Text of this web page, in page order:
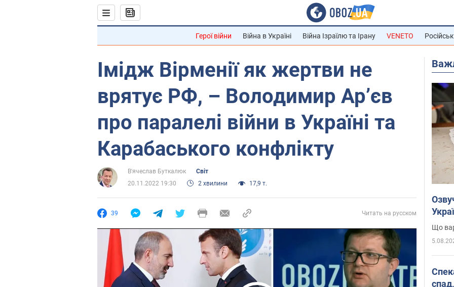
Герої війни Війна в Україні Війна Ізраїлю та Ірану VENETO
Імідж Вірменії як жертви не
врятує РФ, – Володимир Ар’єв
про паралелі війни в Україні та
Карабаського конфлікту
В'ячеслав Буткалюк
Світ
20.11.2022 19:30
2 хвилини 17,9 т.
39 Читать на русском
Що